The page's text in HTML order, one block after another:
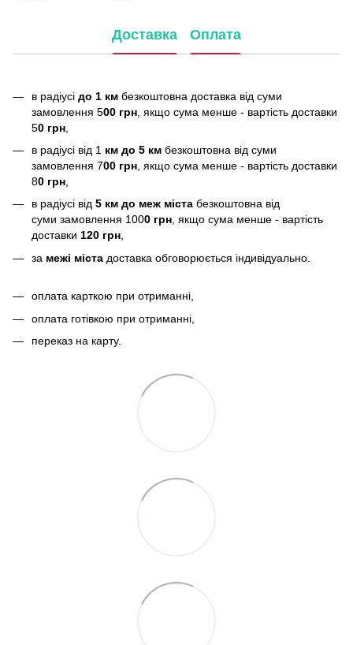
Доставка Оплата
в радіусі до 1 км безкоштовна доставка від суми
замовлення 500 грн , якщо сума менше - вартість доставки
50 грн
в радіусі від 1 км до 5 км безкоштовна від суми
замовлення 700 грн , якщо сума менше - вартість доставки
80 грн
в радіусі від 5 км до меж міста безкоштовна від
суми замовлення 1000 грн, якщо сума менше - вартість
доставки 120 грн,
за межі міста доставка обговорюється індивідуально.
оплата карткою при отриманні,
оплата готівкою при отриманні,
переказ на карту.